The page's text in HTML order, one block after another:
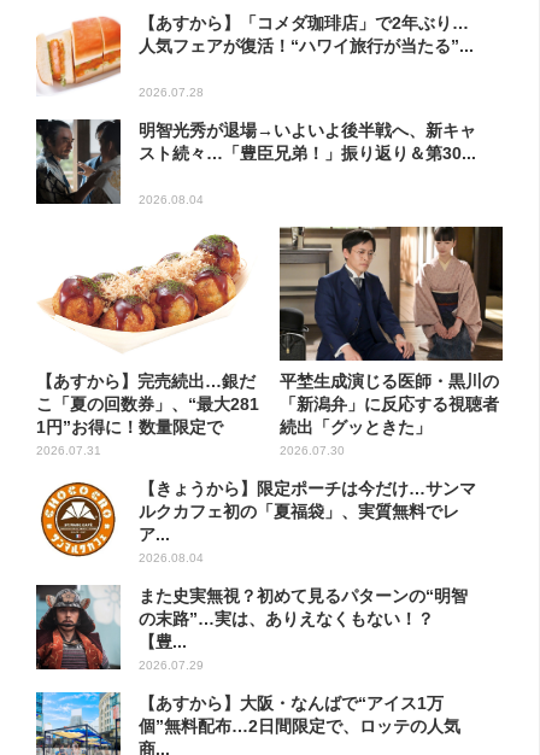
【あすから】「コメダ珈琲店」で2年ぶり…
人気フェアが復活！“ハワイ旅行が当たる”...
2026.07.28
明智光秀が退場→いよいよ後半戦へ、新キャ
スト続々…「豊臣兄弟！」振り返り＆第30...
2026.08.04
【あすから】完売続出…銀だ
こ「夏の回数券」、“最大281
1円”お得に！数量限定で
2026.07.31
平埜生成演じる医師・黒川の
「新潟弁」に反応する視聴者
続出「グッときた」
2026.07.30
【きょうから】限定ポーチは今だけ…サンマ
ルクカフェ初の「夏福袋」、実質無料でレ
ア...
2026.08.04
また史実無視？初めて見るパターンの“明智
の末路”…実は、ありえなくもない！？
【豊...
2026.07.29
【あすから】大阪・なんばで“アイス1万
個”無料配布…2日間限定で、ロッテの人気
商...